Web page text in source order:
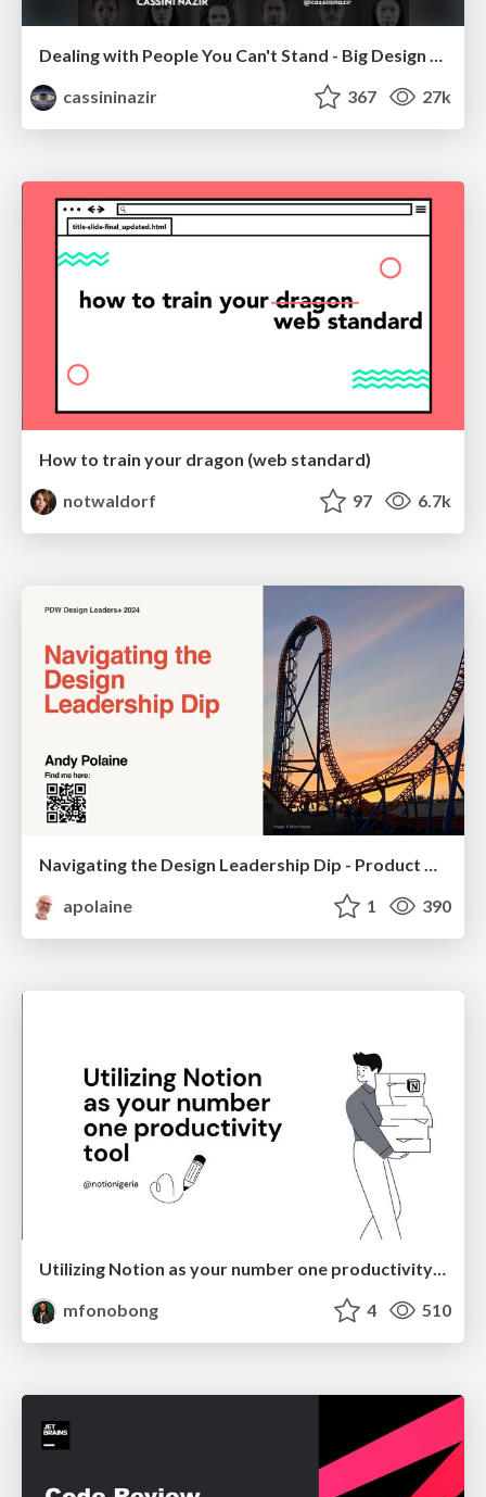
Dealing with People You Can't Stand - Big Design 2015
cassininazir
367 27k
How to train your dragon (web standard)
notwaldorf
97 6.7k
Navigating the Design Leadership Dip - Product Design Week Design Leaders+ Conference 2024
apolaine
1 390
Utilizing Notion as your number one productivity tool
mfonobong
4 510